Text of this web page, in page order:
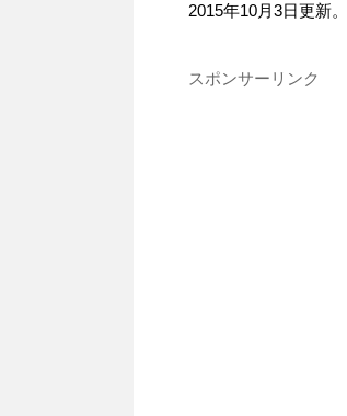
2015年10月3日更新。
スポンサーリンク